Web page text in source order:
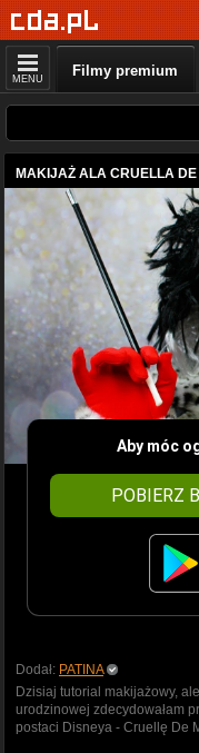
MENU Filmy premium
MAKIJAŻ ALA CRUELLA
Aby móc
POBIERZ
Dodał: PATINA
Dzisiaj tutorial makijażowy,
urodzinowej zdecydowałam
postaci Disneya - Cruellę De